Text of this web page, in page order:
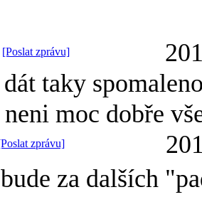
[Poslat zprávu]
taky
moc dobře
zprávu]
za dalších